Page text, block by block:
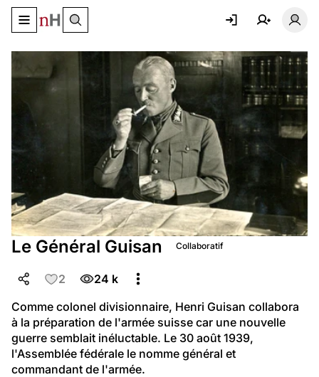
Basculer le menu de navigation
Le Général Guisan Collaboratif
2
24 k
Comme colonel divisionnaire, Henri Guisan collabora
à la préparation de l'armée suisse car une nouvelle
guerre semblait inéluctable. Le 30 août 1939,
l'Assemblée fédérale le nomme général et
commandant de l'armée.